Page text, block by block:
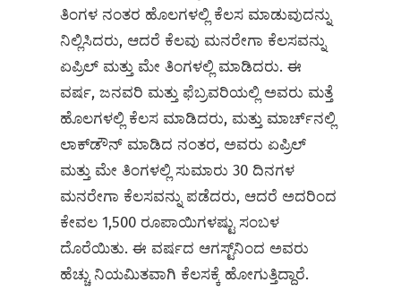
ತಿಂಗಳ ನಂತರ ಹೊಲಗಳಲ್ಲಿ ಕೆಲಸ ಮಾಡುವುದನ್ನು
ನಿಲ್ಲಿಸಿದರು, ಆದರೆ ಕೆಲವು ಮನರೇಗಾ ಕೆಲಸವನ್ನು
ಏಪ್ರಿಲ್ ಮತ್ತು ಮೇ ತಿಂಗಳಲ್ಲಿ ಮಾಡಿದರು. ಈ
ವರ್ಷ, ಜನವರಿ ಮತ್ತು ಫೆಬ್ರವರಿಯಲ್ಲಿ ಅವರು ಮತ್ತೆ
ಹೊಲಗಳಲ್ಲಿ ಕೆಲಸ ಮಾಡಿದರು, ಮತ್ತು ಮಾರ್ಚ್‌ನಲ್ಲಿ
ಲಾಕ್‌ಡೌನ್ ಮಾಡಿದ ನಂತರ, ಅವರು ಏಪ್ರಿಲ್
ಮತ್ತು ಮೇ ತಿಂಗಳಲ್ಲಿ ಸುಮಾರು 30 ದಿನಗಳ
ಮನರೇಗಾ ಕೆಲಸವನ್ನು ಪಡೆದರು, ಆದರೆ ಅದರಿಂದ
ಕೇವಲ 1,500 ರೂಪಾಯಿಗಳಷ್ಟು ಸಂಬಳ
ದೊರೆಯಿತು. ಈ ವರ್ಷದ ಆಗಸ್ಟ್‌ನಿಂದ ಅವರು
ಹೆಚ್ಚು ನಿಯಮಿತವಾಗಿ ಕೆಲಸಕ್ಕೆ ಹೋಗುತ್ತಿದ್ದಾರೆ.